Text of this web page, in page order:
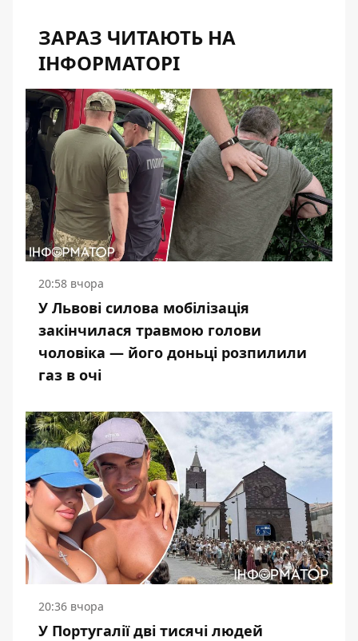
ЗАРАЗ ЧИТАЮТЬ НА
ІНФОРМАТОРІ
20:58 вчора
У Львові силова мобілізація
закінчилася травмою голови
чоловіка — його доньці розпилили
газ в очі
20:36 вчора
У Португалії дві тисячі людей